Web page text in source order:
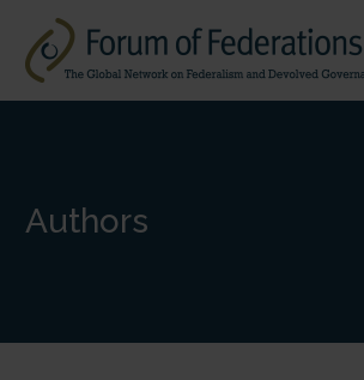
Authors